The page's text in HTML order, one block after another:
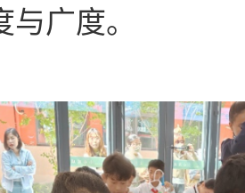
广度。